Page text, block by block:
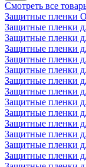
Смотреть все
Защитные пленки
Защитные пленки
Защитные пленки
Защитные пленки
Защитные пленки
Защитные пленки
Защитные пленки
Защитные пленки
Защитные пленки
Защитные пленки
Защитные пленки
Защитные пленки
Защитные пленки
Защитные пленки